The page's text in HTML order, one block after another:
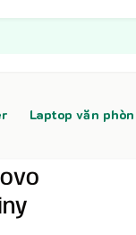
Laptop văn